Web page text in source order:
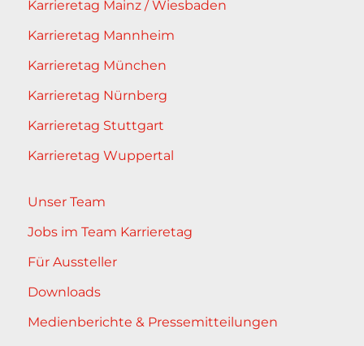
Karrieretag Mainz / Wiesbaden
Karrieretag Mannheim
Karrieretag München
Karrieretag Nürnberg
Karrieretag Stuttgart
Karrieretag Wuppertal
Unser Team
Jobs im Team Karrieretag
Für Aussteller
Downloads
Medienberichte & Pressemitteilungen